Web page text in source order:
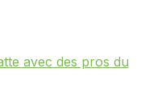
avec des pros du